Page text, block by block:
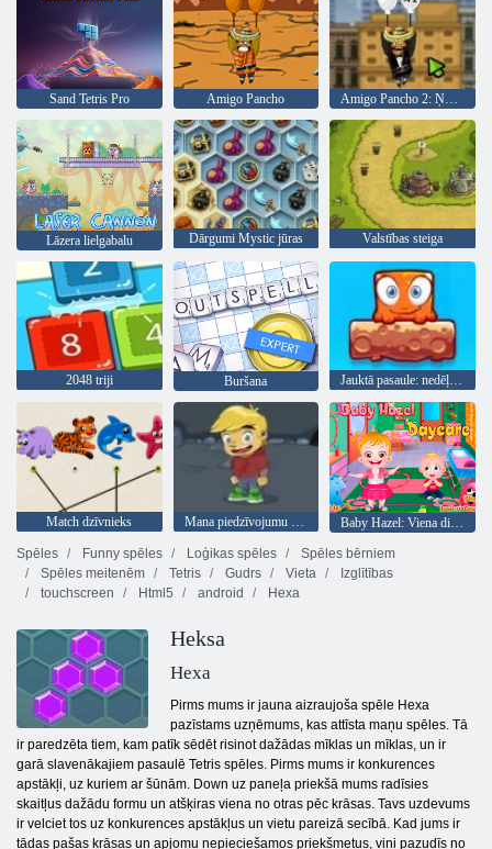
Sand Tetris Pro Amigo Pancho Amigo Pancho 2: Ņujorkas ballīte
Lāzera lielgabalu Dārgumi Mystic jūras Valstības steiga
2048 triji Buršana Jauktā pasaule: nedēļas nogale
Match dzīvnieks Mana piedzīvojumu grāmata 2
Baby Hazel: Viena diena bērnudārzā
Spēles
Funny spēles Loģikas spēles
Spēles bērniem
Spēles meitenēm
Tetris Gudrs Vieta
Izglītības
touchscreen
Html5 android Hexa
Heksa
Hexa
Pirms mums ir jauna aizraujoša spēle Hexa
pazīstams uzņēmums, kas attīsta maņu spēles. Tā
ir paredzēta tiem, kam patīk sēdēt risinot dažādas mīklas un mīklas, un ir
garā slavenākajiem pasaulē Tetris spēles. Pirms mums ir konkurences
apstākļi, uz kuriem ar šūnām. Down uz paneļa priekšā mums radīsies
skaitļus dažādu formu un atšķiras viena no otras pēc krāsas. Tavs uzdevums
ir velciet tos uz konkurences apstākļus un vietu pareizā secībā. Kad jums ir
tādas pašas krāsas un apjomu nepieciešamos priekšmetus, viņi pazudīs no